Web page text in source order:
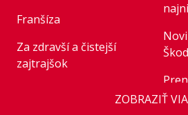
Franšíza
Za zdravší a čistejší
zajtrajšok
ZOBRAZIŤ